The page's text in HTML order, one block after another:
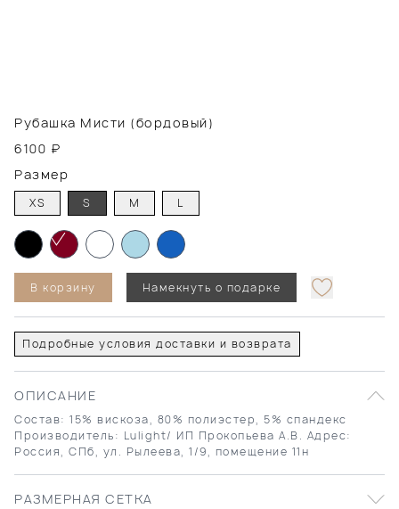
Рубашка Мисти (бордовый)
6100 ₽
Размер
XS S M L
В корзину Намекнуть о подарке
Подробные условия доставки и возврата
ОПИСАНИЕ
Состав: 15% вискоза, 80% полиэстер, 5% спандекс
Производитель: Lulight/ ИП Прокопьева А.В. Адрес:
Россия, СПб, ул. Рылеева, 1/9, помещение 11н
РАЗМЕРНАЯ СЕТКА